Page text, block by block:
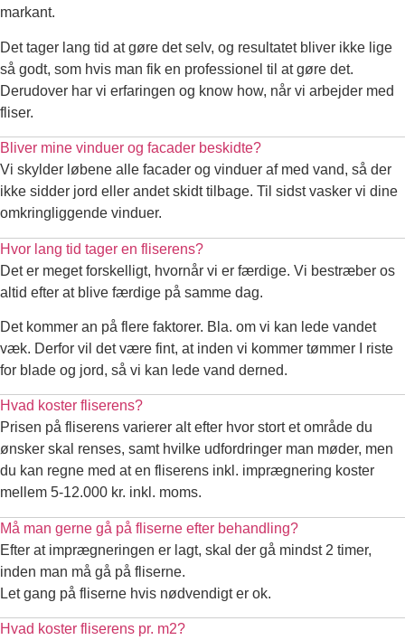
markant.
Det tager lang tid at gøre det selv, og resultatet bliver ikke lige
så godt, som hvis man fik en professionel til at gøre det.
Derudover har vi erfaringen og know how, når vi arbejder med
fliser.
Bliver mine vinduer og facader beskidte?
Vi skylder løbene alle facader og vinduer af med vand, så der
ikke sidder jord eller andet skidt tilbage. Til sidst vasker vi dine
omkringliggende vinduer.
Hvor lang tid tager en fliserens?
Det er meget forskelligt, hvornår vi er færdige. Vi bestræber os
altid efter at blive færdige på samme dag.
Det kommer an på flere faktorer. Bla. om vi kan lede vandet
væk. Derfor vil det være fint, at inden vi kommer tømmer I riste
for blade og jord, så vi kan lede vand derned.
Hvad koster fliserens?
Prisen på fliserens varierer alt efter hvor stort et område du
ønsker skal renses, samt hvilke udfordringer man møder, men
du kan regne med at en fliserens inkl. imprægnering koster
mellem 5-12.000 kr. inkl. moms.
Må man gerne gå på fliserne efter behandling?
Efter at imprægneringen er lagt, skal der gå mindst 2 timer,
inden man må gå på fliserne.
Let gang på fliserne hvis nødvendigt er ok.
Hvad koster fliserens pr. m2?